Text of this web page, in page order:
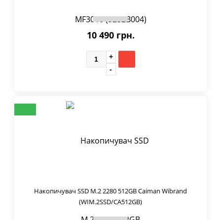
10 490 грн.
Накопичувач SSD M.2 2280 512GB Caiman Wibrand
(WIM.2SSD/CA512GB)